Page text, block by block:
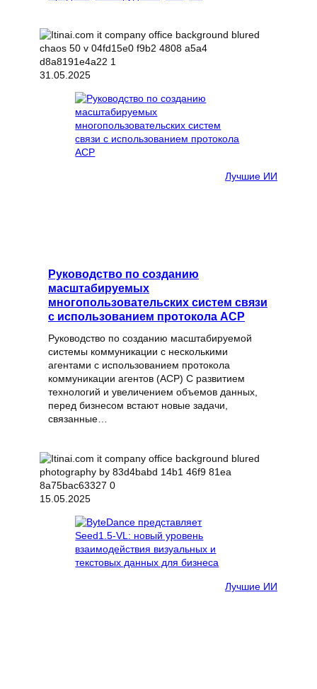
31.05.2025
Лучшие ИИ
Руководство по созданию
масштабируемых
многопользовательских систем связи
с использованием протокола ACP
Руководство по созданию масштабируемой
системы коммуникации с несколькими
агентами с использованием протокола
коммуникации агентов (ACP) С развитием
технологий и увеличением объемов данных,
перед бизнесом встают новые задачи,
связанные…
15.05.2025
Лучшие ИИ